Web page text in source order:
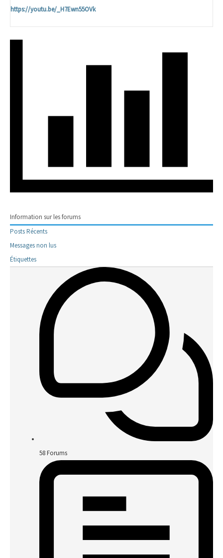
https://youtu.be/_H7Ewn55OVk
Information sur les forums
Posts Récents
Messages non lus
Étiquettes
58Forums